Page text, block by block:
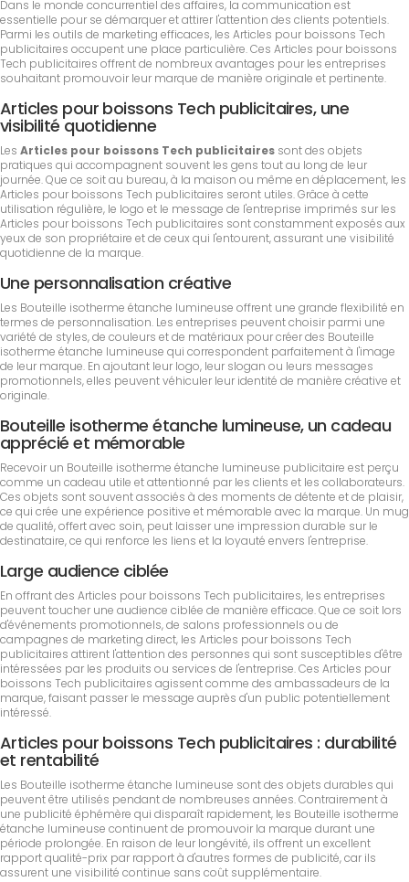
Dans le monde concurrentiel des affaires, la communication est
essentielle pour se démarquer et attirer l'attention des clients potentiels.
Parmi les outils de marketing efficaces, les Articles pour boissons Tech
publicitaires occupent une place particulière. Ces Articles pour boissons
Tech publicitaires offrent de nombreux avantages pour les entreprises
souhaitant promouvoir leur marque de manière originale et pertinente.
Articles pour boissons Tech publicitaires, une
visibilité quotidienne
Les Articles pour boissons Tech publicitaires sont des objets
pratiques qui accompagnent souvent les gens tout au long de leur
journée. Que ce soit au bureau, à la maison ou même en déplacement, les
Articles pour boissons Tech publicitaires seront utiles. Grâce à cette
utilisation régulière, le logo et le message de l'entreprise imprimés sur les
Articles pour boissons Tech publicitaires sont constamment exposés aux
yeux de son propriétaire et de ceux qui l'entourent, assurant une visibilité
quotidienne de la marque.
Une personnalisation créative
Les Bouteille isotherme étanche lumineuse offrent une grande flexibilité en
termes de personnalisation. Les entreprises peuvent choisir parmi une
variété de styles, de couleurs et de matériaux pour créer des Bouteille
isotherme étanche lumineuse qui correspondent parfaitement à l'image
de leur marque. En ajoutant leur logo, leur slogan ou leurs messages
promotionnels, elles peuvent véhiculer leur identité de manière créative et
originale.
Bouteille isotherme étanche lumineuse, un cadeau
apprécié et mémorable
Recevoir un Bouteille isotherme étanche lumineuse publicitaire est perçu
comme un cadeau utile et attentionné par les clients et les collaborateurs.
Ces objets sont souvent associés à des moments de détente et de plaisir,
ce qui crée une expérience positive et mémorable avec la marque. Un mug
de qualité, offert avec soin, peut laisser une impression durable sur le
destinataire, ce qui renforce les liens et la loyauté envers l'entreprise.
Large audience ciblée
En offrant des Articles pour boissons Tech publicitaires, les entreprises
peuvent toucher une audience ciblée de manière efficace. Que ce soit lors
d'événements promotionnels, de salons professionnels ou de
campagnes de marketing direct, les Articles pour boissons Tech
publicitaires attirent l'attention des personnes qui sont susceptibles d'être
intéressées par les produits ou services de l'entreprise. Ces Articles pour
boissons Tech publicitaires agissent comme des ambassadeurs de la
marque, faisant passer le message auprès d'un public potentiellement
intéressé.
Articles pour boissons Tech publicitaires : durabilité
et rentabilité
Les Bouteille isotherme étanche lumineuse sont des objets durables qui
peuvent être utilisés pendant de nombreuses années. Contrairement à
une publicité éphémère qui disparaît rapidement, les Bouteille isotherme
étanche lumineuse continuent de promouvoir la marque durant une
période prolongée. En raison de leur longévité, ils offrent un excellent
rapport qualité-prix par rapport à d'autres formes de publicité, car ils
assurent une visibilité continue sans coût supplémentaire.